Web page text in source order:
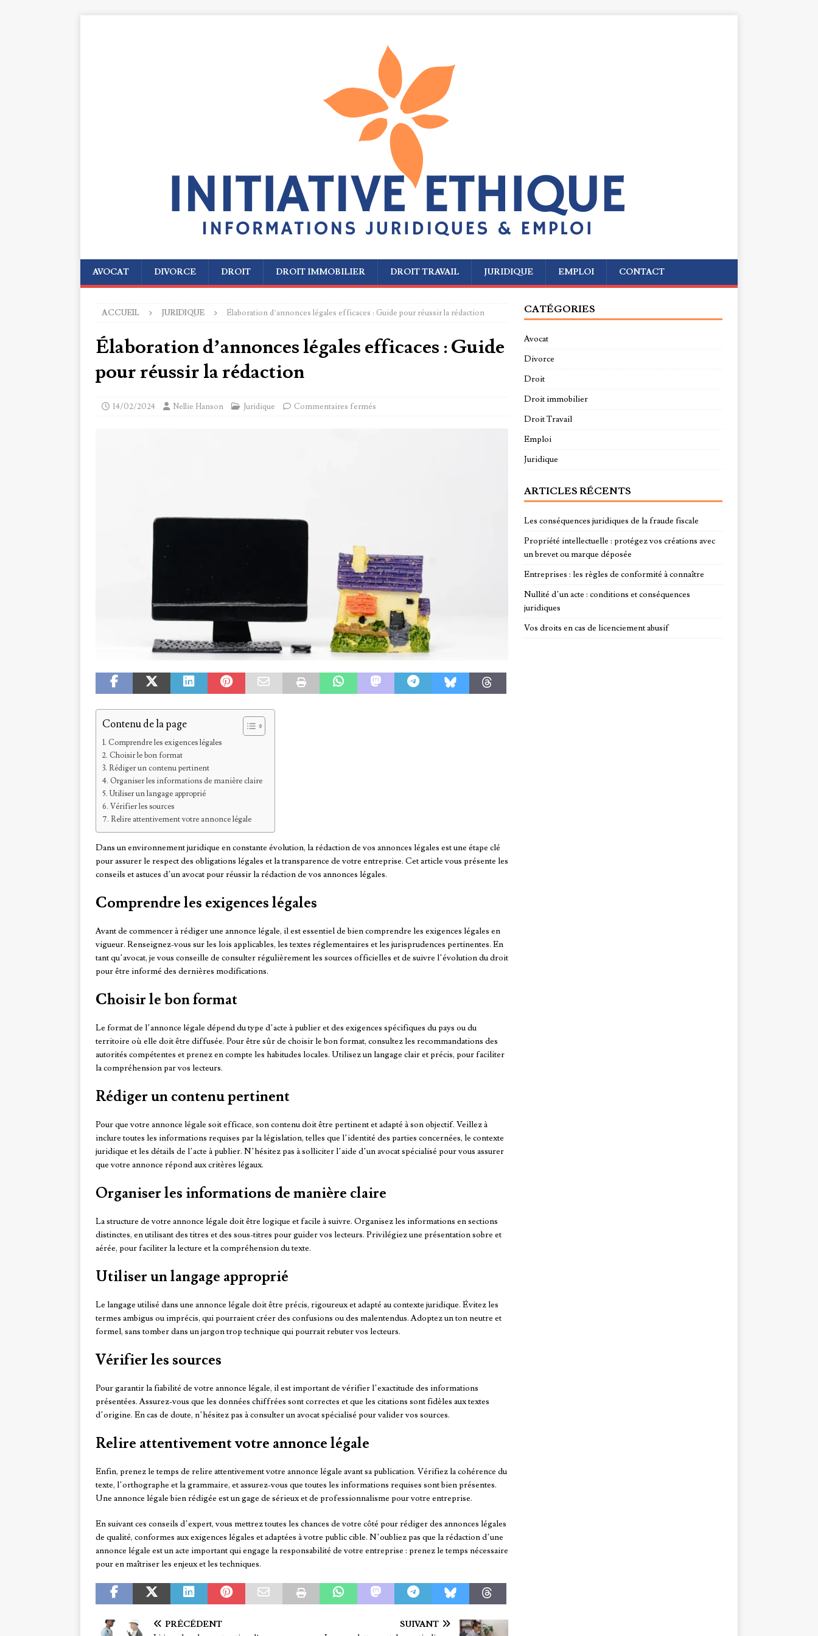
AVOCAT DIVORCE DROIT DROIT IMMOBILIER DROIT TRAVAIL JURIDIQUE EMPLOI CONTACT
ACCUEIL JURIDIQUE Élaboration d’annonces légales efficaces : Guide pour réussir la rédaction
Élaboration d’annonces légales efficaces : Guide
pour réussir la rédaction
14/02/2024 Nellie Hanson Juridique Commentaires fermés
Contenu de la page
Comprendre les exigences légales
Choisir le bon format
Rédiger un contenu pertinent
Organiser les informations de manière claire
Utiliser un langage approprié
Vérifier les sources
Relire attentivement votre annonce légale
Dans un environnement juridique en constante évolution, la rédaction de vos annonces légales est une étape clé
pour assurer le respect des obligations légales et la transparence de votre entreprise. Cet article vous présente les
conseils et astuces d’un avocat pour réussir la rédaction de vos annonces légales.
Comprendre les exigences légales
Avant de commencer à rédiger une annonce légale, il est essentiel de bien comprendre les exigences légales en
vigueur. Renseignez-vous sur les lois applicables, les textes réglementaires et les jurisprudences pertinentes. En
tant qu’avocat, je vous conseille de consulter régulièrement les sources officielles et de suivre l’évolution du droit
pour être informé des dernières modifications.
Choisir le bon format
Le format de l’annonce légale dépend du type d’acte à publier et des exigences spécifiques du pays ou du
territoire où elle doit être diffusée. Pour être sûr de choisir le bon format, consultez les recommandations des
autorités compétentes et prenez en compte les habitudes locales. Utilisez un langage clair et précis, pour faciliter
la compréhension par vos lecteurs.
Rédiger un contenu pertinent
Pour que votre annonce légale soit efficace, son contenu doit être pertinent et adapté à son objectif. Veillez à
inclure toutes les informations requises par la législation, telles que l’identité des parties concernées, le contexte
juridique et les détails de l’acte à publier. N’hésitez pas à solliciter l’aide d’un avocat spécialisé pour vous assurer
que votre annonce répond aux critères légaux.
Organiser les informations de manière claire
La structure de votre annonce légale doit être logique et facile à suivre. Organisez les informations en sections
distinctes, en utilisant des titres et des sous-titres pour guider vos lecteurs. Privilégiez une présentation sobre et
aérée, pour faciliter la lecture et la compréhension du texte.
Utiliser un langage approprié
Le langage utilisé dans une annonce légale doit être précis, rigoureux et adapté au contexte juridique. Évitez les
termes ambigus ou imprécis, qui pourraient créer des confusions ou des malentendus. Adoptez un ton neutre et
formel, sans tomber dans un jargon trop technique qui pourrait rebuter vos lecteurs.
Vérifier les sources
Pour garantir la fiabilité de votre annonce légale, il est important de vérifier l’exactitude des informations
présentées. Assurez-vous que les données chiffrées sont correctes et que les citations sont fidèles aux textes
d’origine. En cas de doute, n’hésitez pas à consulter un avocat spécialisé pour valider vos sources.
Relire attentivement votre annonce légale
Enfin, prenez le temps de relire attentivement votre annonce légale avant sa publication. Vérifiez la cohérence du
texte, l’orthographe et la grammaire, et assurez-vous que toutes les informations requises sont bien présentes.
Une annonce légale bien rédigée est un gage de sérieux et de professionnalisme pour votre entreprise.
En suivant ces conseils d’expert, vous mettrez toutes les chances de votre côté pour rédiger des annonces légales
de qualité, conformes aux exigences légales et adaptées à votre public cible. N’oubliez pas que la rédaction d’une
annonce légale est un acte important qui engage la responsabilité de votre entreprise : prenez le temps nécessaire
pour en maîtriser les enjeux et les techniques.
PRÉCÉDENT SUIVANT
CATÉGORIES
Avocat
Divorce
Droit
Droit immobilier
Droit Travail
Emploi
Juridique
ARTICLES RÉCENTS
Les conséquences juridiques de la fraude fiscale
Propriété intellectuelle : protégez vos créations avec
un brevet ou marque déposée
Entreprises : les règles de conformité à connaître
Nullité d’un acte : conditions et conséquences
juridiques
Vos droits en cas de licenciement abusif